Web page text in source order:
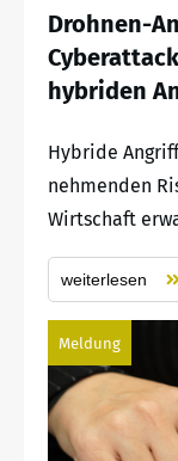
Drohnen-
hybriden
Hybride
nehmenden
Wirtschaft
weiterlesen
Meldung